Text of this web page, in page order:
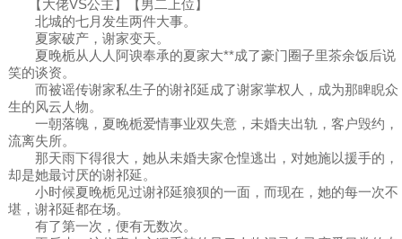
【大佬VS公主】【男二上位】
北城的七月发生两件大事。
夏家破产，谢家变天。
夏晚栀从人人阿谀奉承的夏家大**成了豪门圈子里茶余饭后说
笑的谈资。
而被谣传谢家私生子的谢祁延成了谢家掌权人，成为那睥睨众
生的风云人物。
一朝落魄，夏晚栀爱情事业双失意，未婚夫出轨，客户毁约，
流离失所。
那天雨下得很大，她从未婚夫家仓惶逃出，对她施以援手的，
却是她最讨厌的谢祁延。
小时候夏晚栀见过谢祁延狼狈的一面，而现在，她的每一次不
堪，谢祁延都在场。
有了第一次，便有无数次。